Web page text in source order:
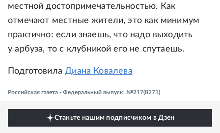
местной достопримечательностью. Как
отмечают местные жители, это как минимум
практично: если знаешь, что надо выходить
у арбуза, то с клубникой его не спутаешь.
ПодготовилаДиана Ковалева
Российская газета - Федеральный выпуск: №217(8271)
Станьте нашим подписчиком в Дзен